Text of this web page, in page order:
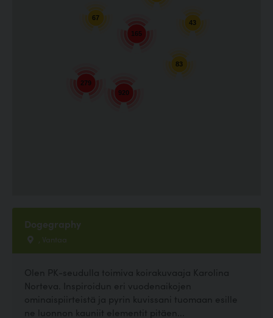
920
165
67
83
43
279
Dogegraphy
, Vantaa
Olen PK-seudulla toimiva koirakuvaaja Karolina
Norteva. Inspiroidun eri vuodenaikojen
ominaispiirteistä ja pyrin kuvissani tuomaan esille
ne luonnon kauniit elementit pitäen...